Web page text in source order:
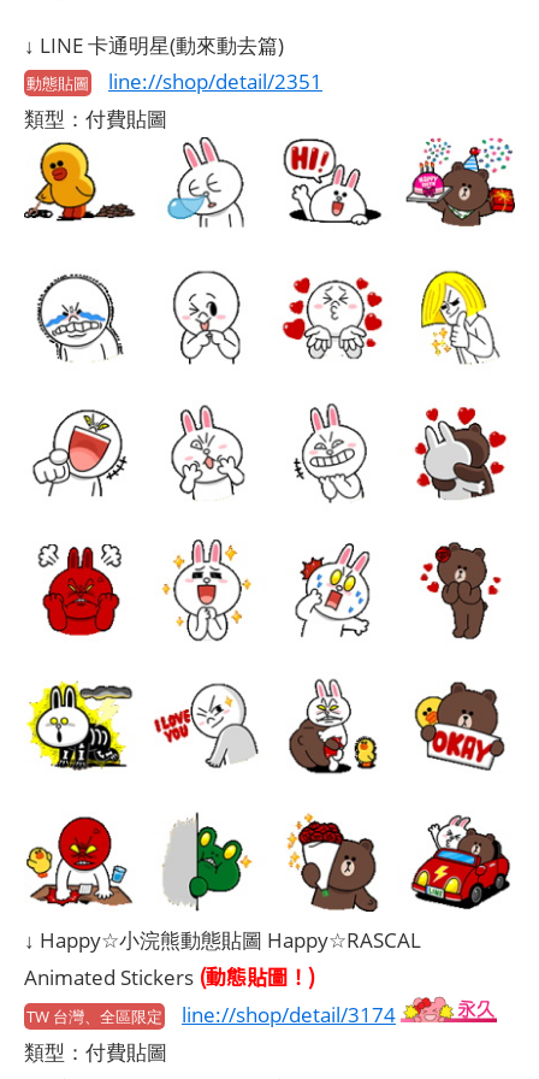
↓ LINE 卡通明星(動來動去篇)
動態貼圖
line://shop/detail/2351
類型：付費貼圖
↓ Happy☆小浣熊動態貼圖 Happy☆RASCAL
Animated Stickers (動態貼圖！)
TW 台灣、全區限定
line://shop/detail/3174
類型：付費貼圖